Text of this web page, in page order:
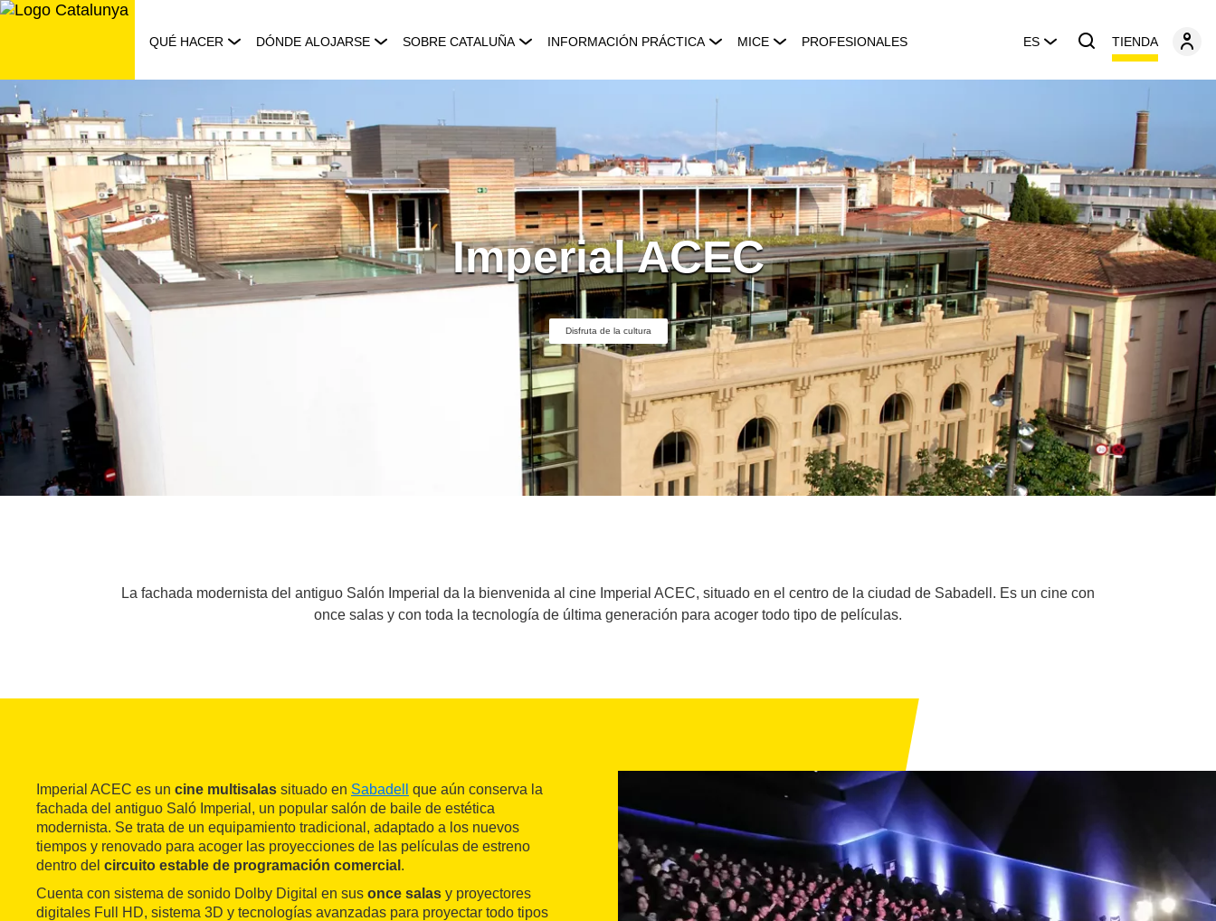
Saltar
QUÉ HACER DÓNDE ALOJARSE SOBRE CATALUÑA INFORMACIÓN PRÁCTICA MICE PROFESIONALES ES TIENDA
Imperial ACEC
Disfruta de la cultura
La fachada modernista del antiguo Salón Imperial da la bienvenida al cine Imperial ACEC, situado en el centro de la ciudad de Sabadell. Es un cine con
once salas y con toda la tecnología de última generación para acoger todo tipo de películas.
Imperial ACEC es un cine multisalas situado en Sabadell
que aún conserva la
fachada del antiguo Saló Imperial, un popular salón de baile de estética
modernista. Se trata de un equipamiento tradicional, adaptado a los nuevos
tiempos y renovado para acoger las proyecciones de las películas de estreno
dentro del circuito estable de programación comercial .
Cuenta con sistema de sonido Dolby Digital en sus once salas y proyectores
digitales Full HD, sistema 3D y tecnologías avanzadas para proyectar todo tipos